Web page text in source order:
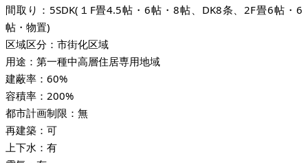
間取り：5SDK(１F畳4.5帖・6帖・8帖、DK8条、2F畳6帖・6
帖・物置)
区域区分：市街化区域
用途：第一種中高層住居専用地域
建蔽率：60%
容積率：200%
都市計画制限：無
再建築：可
上下水：有